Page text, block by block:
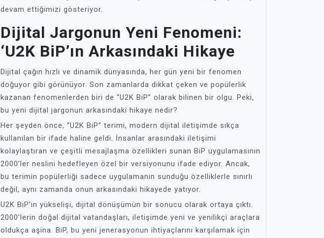
devam ettiğimizi gösteriyor.
Dijital Jargonun Yeni Fenomeni:
‘U2K BiP’ın Arkasındaki Hikaye
Dijital çağın hızlı ve dinamik dünyasında, her gün yeni bir fenomen
doğuyor gibi görünüyor. Son zamanlarda dikkat çeken ve popülerlik
kazanan fenomenlerden biri de “U2K BiP” olarak bilinen bir olgu. Peki,
bu yeni dijital jargonun arkasındaki hikaye nedir?
Her şeyden önce, “U2K BiP” terimi, modern dijital iletişimde sıkça
kullanılan bir ifade haline geldi. İnsanlar arasındaki iletişimi
kolaylaştıran ve çeşitli mesajlaşma özellikleri sunan BiP uygulamasının
2000’ler neslini hedefleyen özel bir versiyonunu ifade ediyor. Ancak,
bu terimin popülerliği sadece uygulamanın sunduğu özelliklerle sınırlı
değil, aynı zamanda onun arkasındaki hikayede yatıyor.
U2K BiP’in yükselişi, dijital dönüşümün bir sonucu olarak ortaya çıktı.
2000’lerin doğal dijital vatandaşları, iletişimde yeni ve yenilikçi araçlara
oldukça aşina. BiP, bu yeni jenerasyonun ihtiyaçlarını karşılamak için